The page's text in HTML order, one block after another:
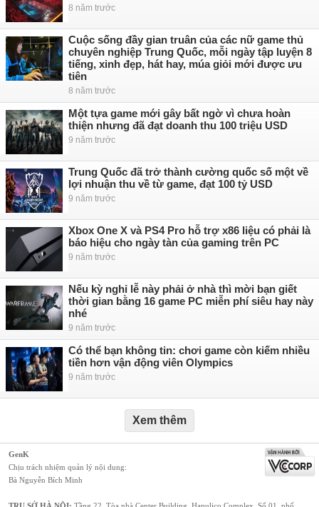
8 năm trước
Cuộc sống đầy gian truân của các nữ game thủ
chuyên nghiệp Trung Quốc, mỗi ngày tập luyện 8
tiếng, xinh đẹp, hát hay, múa giỏi mới được ưu
tiên
8 năm trước
Một tựa game mới gây bất ngờ vì chưa hoàn
thiện nhưng đã đạt doanh thu 100 triệu USD
9 năm trước
Trung Quốc đã trở thành cường quốc số một về
lợi nhuận thu về từ game, đạt 100 tỷ USD
9 năm trước
Xbox One X và PS4 Pro hỗ trợ x86 liệu có phải là
báo hiệu cho ngày tàn của gaming trên PC
9 năm trước
Nếu kỳ nghỉ lễ này phải ở nhà thì mời bạn giết
thời gian bằng 16 game PC miễn phí siêu hay này
nhé
9 năm trước
Có thể bạn không tin: chơi game còn kiếm nhiều
tiền hơn vận động viên Olympics
9 năm trước
Xem thêm
GenK
Chịu trách nhiệm quản lý nội dung:
Bà Nguyễn Bích Minh